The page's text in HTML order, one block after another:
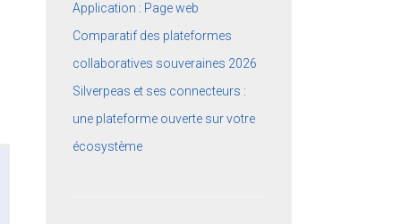
Application : Page web
Comparatif des plateformes
collaboratives souveraines 2026
Silverpeas et ses connecteurs :
une plateforme ouverte sur votre
écosystème